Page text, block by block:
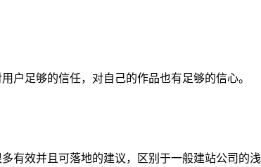
户足够的信任，对自己的作品也有足够的信心。
有效并且可落地的建议，区别于一般建站公司的